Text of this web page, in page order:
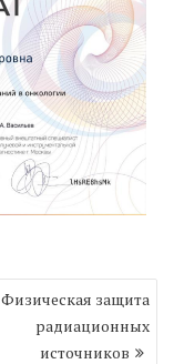
Физическая защита
радиационных
источников